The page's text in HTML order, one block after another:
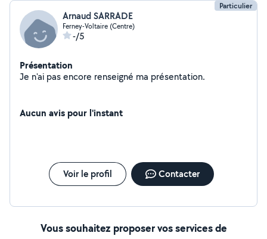
Particulier
Arnaud SARRADE
Ferney-Voltaire (Centre)
-/5
Présentation
Je n'ai pas encore renseigné ma présentation.
Aucun avis pour l'instant
Voir le profil Contacter
Vous souhaitez proposer vos services de